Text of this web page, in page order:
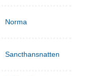
Norma
Sancthansnatten